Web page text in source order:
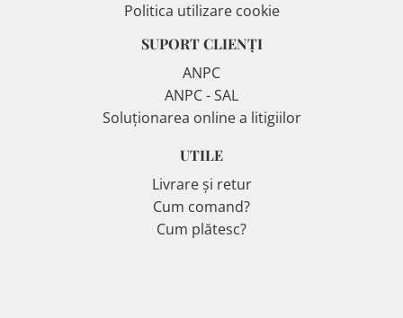
Politica utilizare cookie
SUPORT CLIENȚI
ANPC
ANPC - SAL
Soluționarea online a litigiilor
UTILE
Livrare și retur
Cum comand?
Cum plătesc?